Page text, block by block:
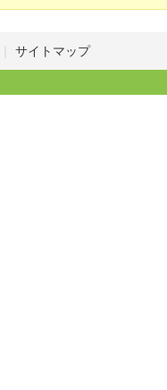
サイトマップ